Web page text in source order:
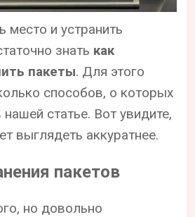
место и устранить
знать как
пакеты. Для этого
способов, о которых
статье. Вот увидите,
выглядеть аккуратнее.
пакетов
но довольно